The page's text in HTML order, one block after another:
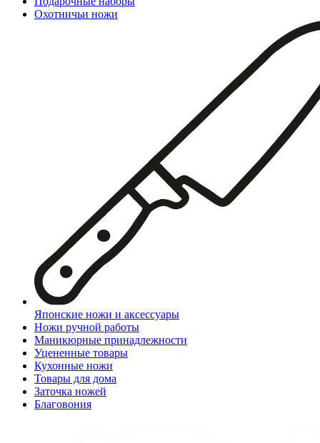
Охотничьи ножи
Японские ножи и аксессуары
Ножи ручной работы
Маникюрные принадлежности
Уцененные товары
Кухонные ножи
Товары для дома
Заточка ножей
Благовония